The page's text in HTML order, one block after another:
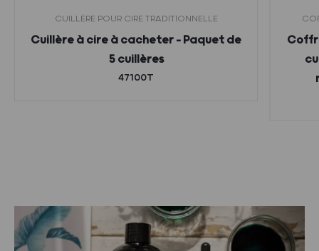
CUILLÈRE POUR CIRE TRADITIONNELLE
Cuillère à cire à cacheter – Paquet de
5 cuillères
47100T